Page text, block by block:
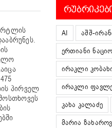
პირველ
AI აშშ-
ერთიანი
ირაკლი
ირაკლი
კახა კალაძე
მარია